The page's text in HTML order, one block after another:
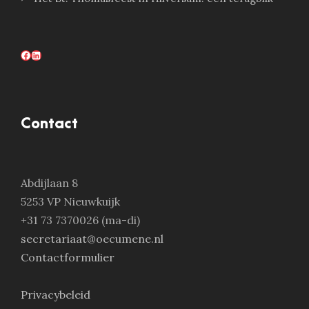
Facebook LinkedIn
Contact
Abdijlaan 8
5253 VP Nieuwkuijk
+31 73 7370026 (ma-di)
secretariaat@oecumene.nl
Contactformulier
Privacybeleid